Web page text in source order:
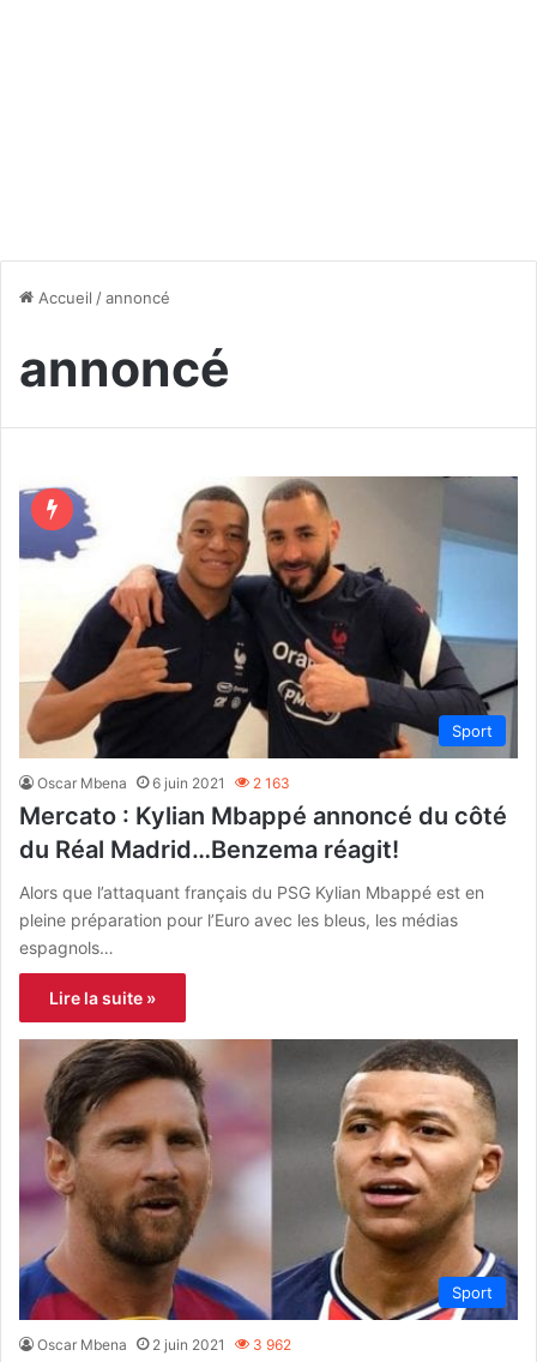
Accueil /annoncé
annoncé
Sport
Oscar Mbena 6 juin 2021 2 163
Mercato : Kylian Mbappé annoncé du côté
du Réal Madrid…Benzema réagit!
Alors que l’attaquant français du PSG Kylian Mbappé est en
pleine préparation pour l’Euro avec les bleus, les médias
espagnols…
Lire la suite »
Sport
Oscar Mbena 2 juin 2021 3 962